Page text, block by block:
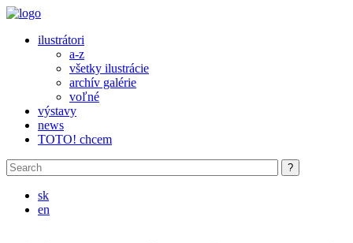
Skip to main content
ilustrátori
a-z
všetky ilustrácie
archív galérie
voľné
výstavy
news
TOTO! chcem
sk
en